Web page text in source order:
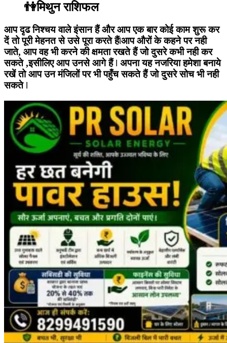
👫मिथुन राशिफल
आप दृढ निश्चय वाले इंसान हैं और आप एक बार कोई काम शुरू कर
दें तो पूरी मेहनत से उसे पूरा करते हैंǀआप औरों के कहने पर नही
जाते, आप वह भी करने की क्षमता रखते हैं जो दुसरे कभी नही कर
सकते ,इसीलिए आप उनसे आगे हैं ǀ अपना यह नजरिया हमेशा बनाये
रखें तो आप उन मंजिलों पर भी पहुँच सकते हैं जो दुसरे सोच भी नही
सकते ǀ